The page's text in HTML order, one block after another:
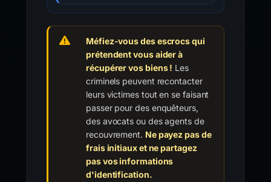
Méfiez-vous des escrocs qui
prétendent vous aider à
récupérer vos biens ! Les
criminels peuvent recontacter
leurs victimes tout en se faisant
passer pour des enquêteurs,
des avocats ou des agents de
recouvrement. Ne payez pas de
frais initiaux et ne partagez
pas vos informations
d'identification.